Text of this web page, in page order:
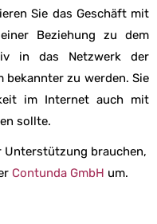
Sie das Geschäft mit
Beziehung zu dem
in das Netzwerk der
bekannter zu werden. Sie
im Internet auch mit
sollte.
Unterstützung brauchen,
Contunda GmbH um.